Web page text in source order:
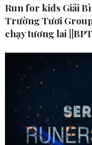
Run for kids Giải
Trường Tươi
chạy tương lai